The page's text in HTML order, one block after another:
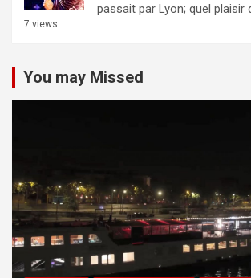
passait par Lyon; quel plaisir
7 views
You may Missed